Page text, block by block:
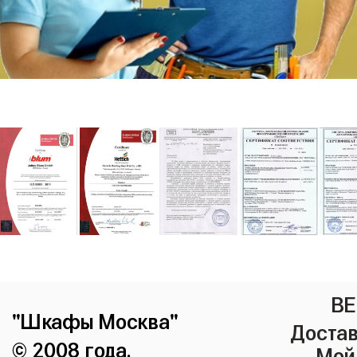
"Шкафы Москва"
© 2008 года.